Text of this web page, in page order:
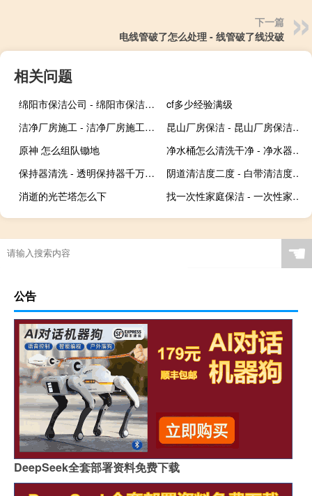
下一篇
电线管破了怎么处理 - 线管破了线没破
相关问题
绵阳市保洁公司 - 绵阳市保洁公司哪家好
cf多少经验满级
洁净厂房施工 - 洁净厂房施工现场
昆山厂房保洁 - 昆山厂房保洁多少钱
原神 怎么组队锄地
净水桶怎么清洗干净 - 净水器的桶怎么清洗
保持器清洗 - 透明保持器千万别用牙膏刷
阴道清洁度二度 - 白带清洁度1的人有吗
消逝的光芒塔怎么下
找一次性家庭保洁 - 一次性家政保洁多少钱
☚
公告
DeepSeek全套部署资料免费下载